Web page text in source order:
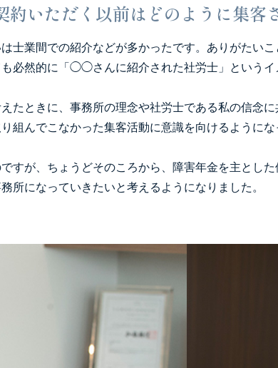
約いただく以前はどのように集客
士業間での紹介などが多かったです。ありがたい
必然的に「◯◯さんに紹介された社労士」というイ
たときに、事務所の理念や社労士である私の信念
組んでこなかった集客活動に意識を向けるようにな
すが、ちょうどそのころから、障害年金を主とし
所になっていきたいと考えるようになりました。